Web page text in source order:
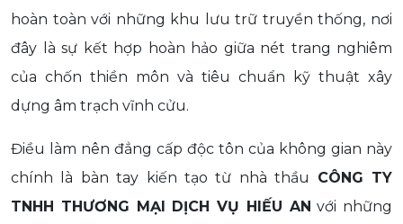
hoàn toàn với những khu lưu trữ truyền thống, nơi
đây là sự kết hợp hoàn hảo giữa nét trang nghiêm
của chốn thiền môn và tiêu chuẩn kỹ thuật xây
dựng âm trạch vĩnh cửu.
Điều làm nên đẳng cấp độc tôn của không gian này
chính là bàn tay kiến tạo từ nhà thầu CÔNG TY
TNHH THƯƠNG MẠI DỊCH VỤ HIẾU AN với những